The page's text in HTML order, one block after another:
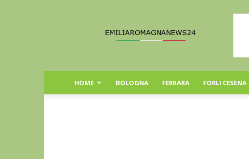
Romagna
HOME BOLOGNA FERRARA FORLI CESENA